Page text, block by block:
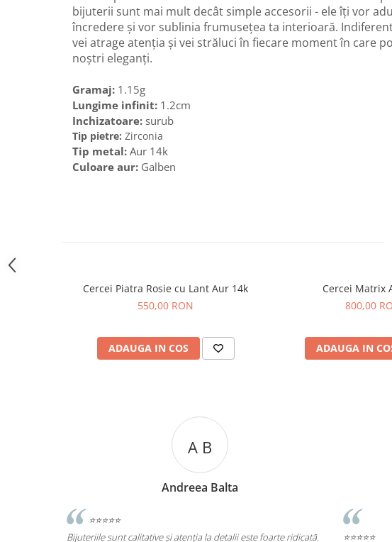
bijuterii sunt mai mult decât simple accesorii - ele îți vor
încredere și vor sublinia frumusețea ta interioară.
vei atrage atenția și vei străluci în fiecare moment în care
noștri eleganți.
Gramaj: 1.15g
Lungime infinit: 1.2cm
Inchizatoare: surub
Tip pietre: Zirconia
Tip metal: Aur 14k
Culoare aur: Galben
Cercei Piatra Rosie cu Lant Aur 14k
550,00 RON
ADAUGA IN COS
Cercei Matrix
800,00
ADAUGA IN
A C
Andreea Cicu
⭐⭐⭐⭐⭐